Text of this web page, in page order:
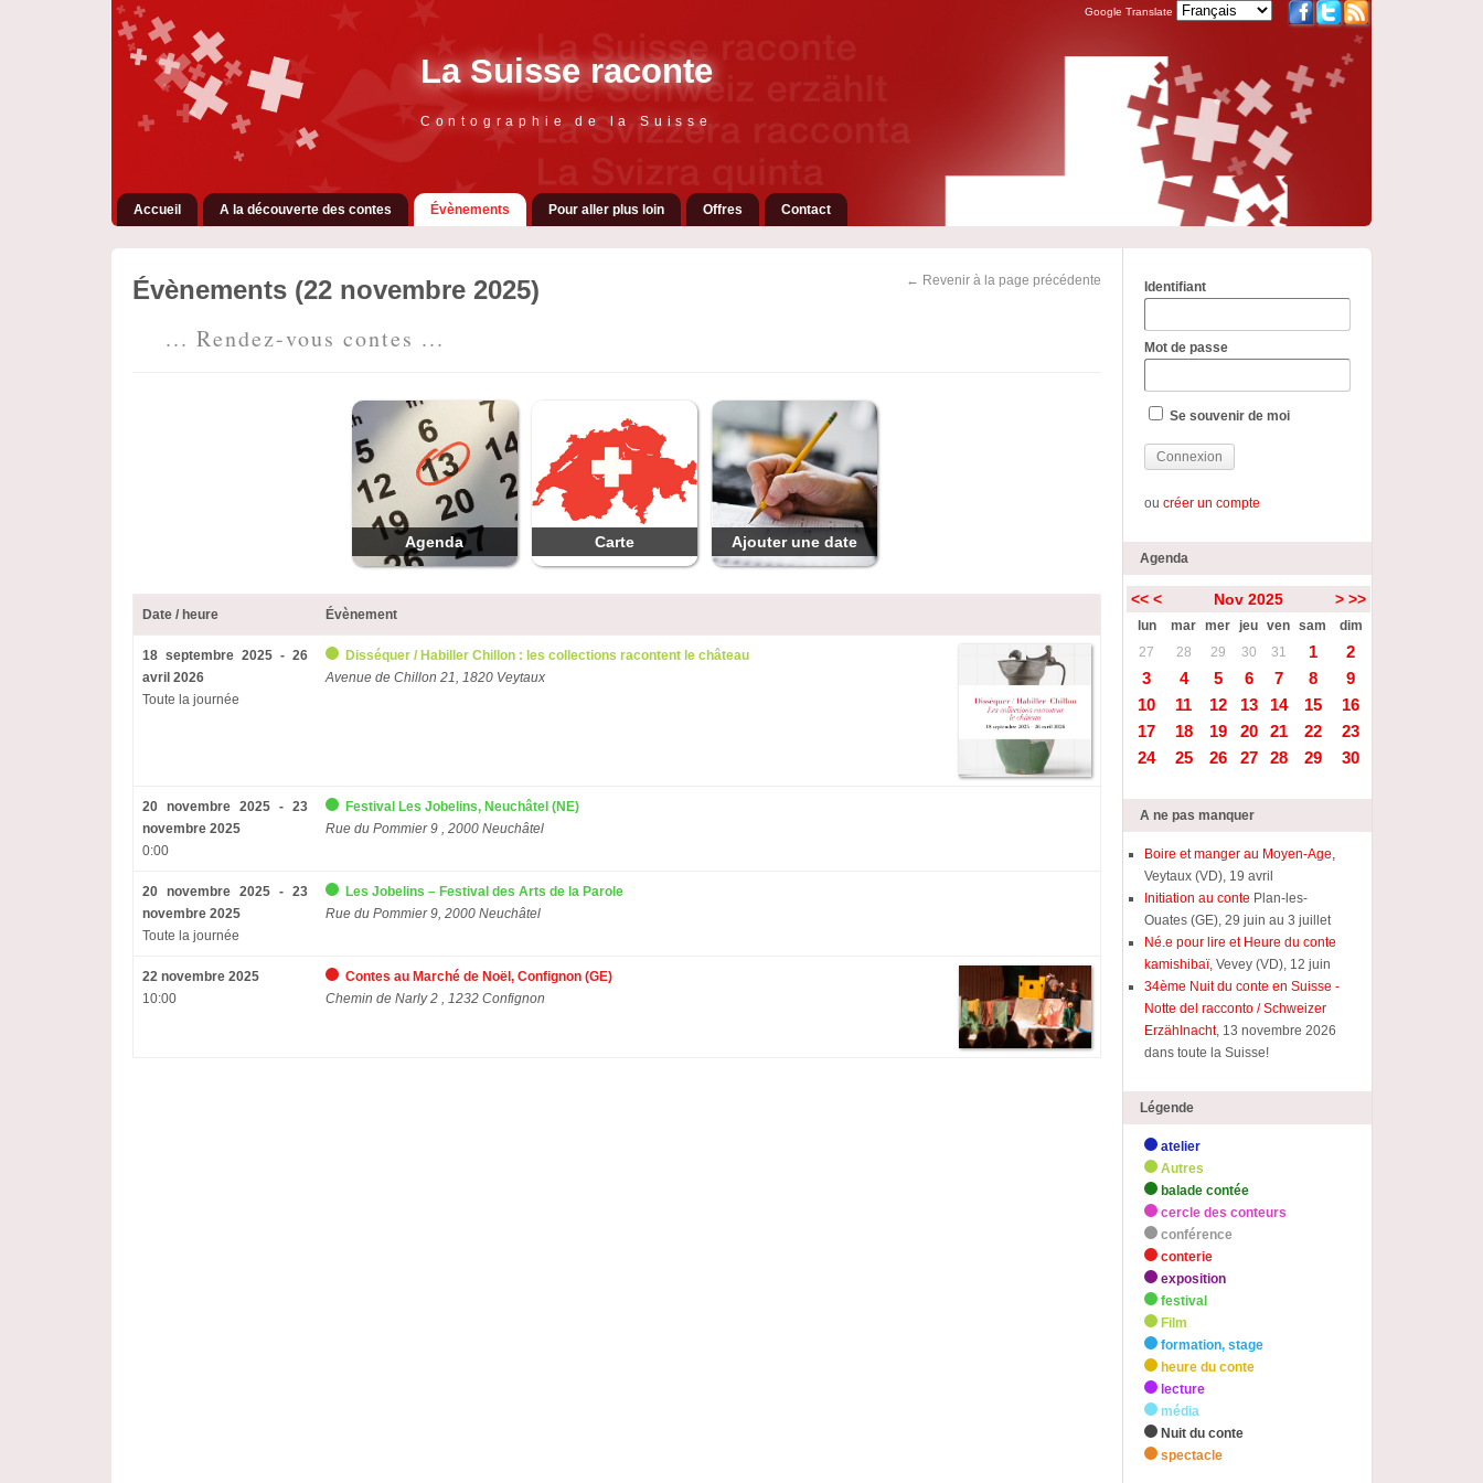
La Suisse raconte
Contographie de la Suisse
Google Translate
Accueil A la découverte des contes Évènements Pour aller plus loin Offres Contact
← Revenir à la page précédente
Évènements (22 novembre 2025)
... Rendez-vous contes ...
Agenda Carte Ajouter une date
Date / heure Évènement
18 septembre 2025 - 26
avril 2026
Toute la journée
Disséquer / Habiller Chillon : les collections racontent le château
Avenue de Chillon 21, 1820 Veytaux
20 novembre 2025 - 23
novembre 2025
0:00
Festival Les Jobelins, Neuchâtel (NE)
Rue du Pommier 9 , 2000 Neuchâtel
20 novembre 2025 - 23
novembre 2025
Toute la journée
Les Jobelins – Festival des Arts de la Parole
Rue du Pommier 9, 2000 Neuchâtel
22 novembre 2025
10:00
Contes au Marché de Noël, Confignon (GE)
Chemin de Narly 2 , 1232 Confignon
Identifiant
Mot de passe
Se souvenir de moi
oucréer un compte
Agenda
<< < Nov 2025 > >>
lun mar mer jeu ven sam
dim
27
28 29 30 31 1
2
3
4 5 6 7 8
9
10
11 12 13 14 15
16
17
18 19 20 21 22
23
24
25 26 27 28 29 30
A ne pas manquer
Boire et manger au Moyen-Age,
Veytaux (VD), 19 avril
Initiation au conte Plan-les-
Ouates (GE), 29 juin au 3 juillet
Né.e pour lire et Heure du conte
kamishibaï, Vevey (VD), 12 juin
34ème Nuit du conte en Suisse -
Notte del racconto / Schweizer
Erzählnacht, 13 novembre 2026
dans toute la Suisse!
Légende
atelier
Autres
balade contée
cercle des conteurs
conférence
conterie
exposition
festival
Film
formation, stage
heure du conte
lecture
média
Nuit du conte
spectacle